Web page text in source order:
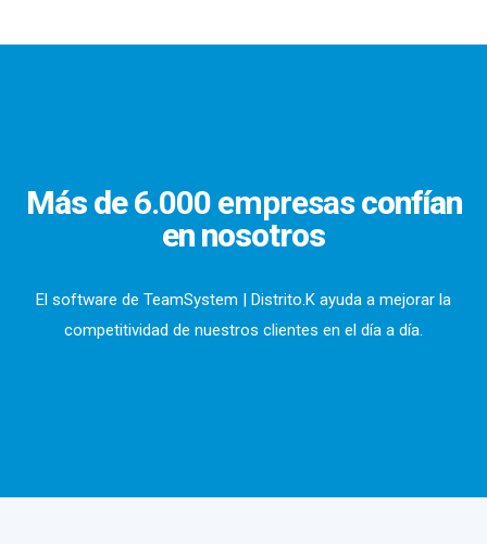
Más de6.000 empresasconfían
en nosotros
El software de TeamSystem | Distrito.K ayuda a mejorar la
competitividad de nuestros clientes en el día a día.